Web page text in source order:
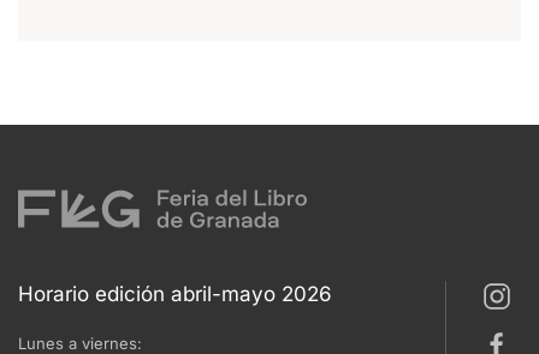
Horario edición abril-mayo 2026
Lunes a viernes: